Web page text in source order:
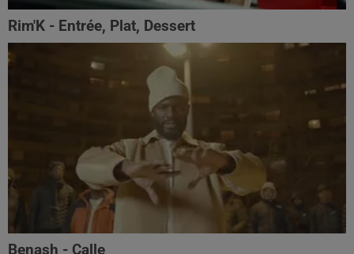
Rim'K - Entrée, Plat, Dessert
Benash - Calle